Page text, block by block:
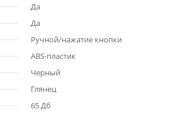
Да
Да
Ручной/нажатие кнопки
ABS-пластик
Черный
Глянец
65 Дб